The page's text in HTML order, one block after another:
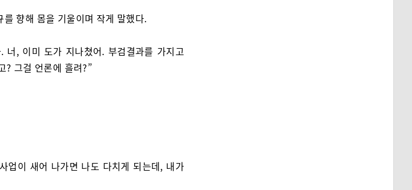
향해 몸을 기울이며 작게 말했다.
너, 이미 도가 지나쳤어. 부검결과를 가지고
? 그걸 언론에 흘려?”
업이 새어 나가면 나도 다치게 되는데, 내가